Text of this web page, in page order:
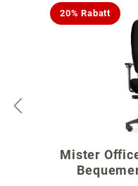
20% Rabatt
Mister